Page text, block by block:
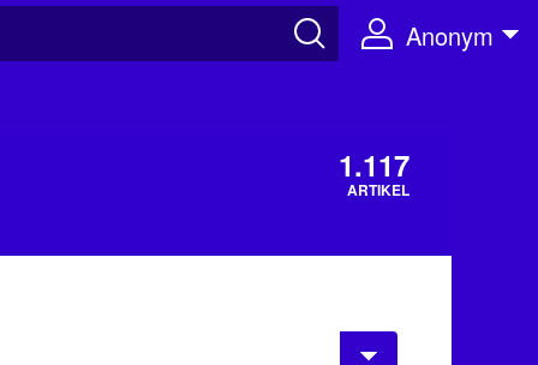
Anonym
1.117
ARTIKEL